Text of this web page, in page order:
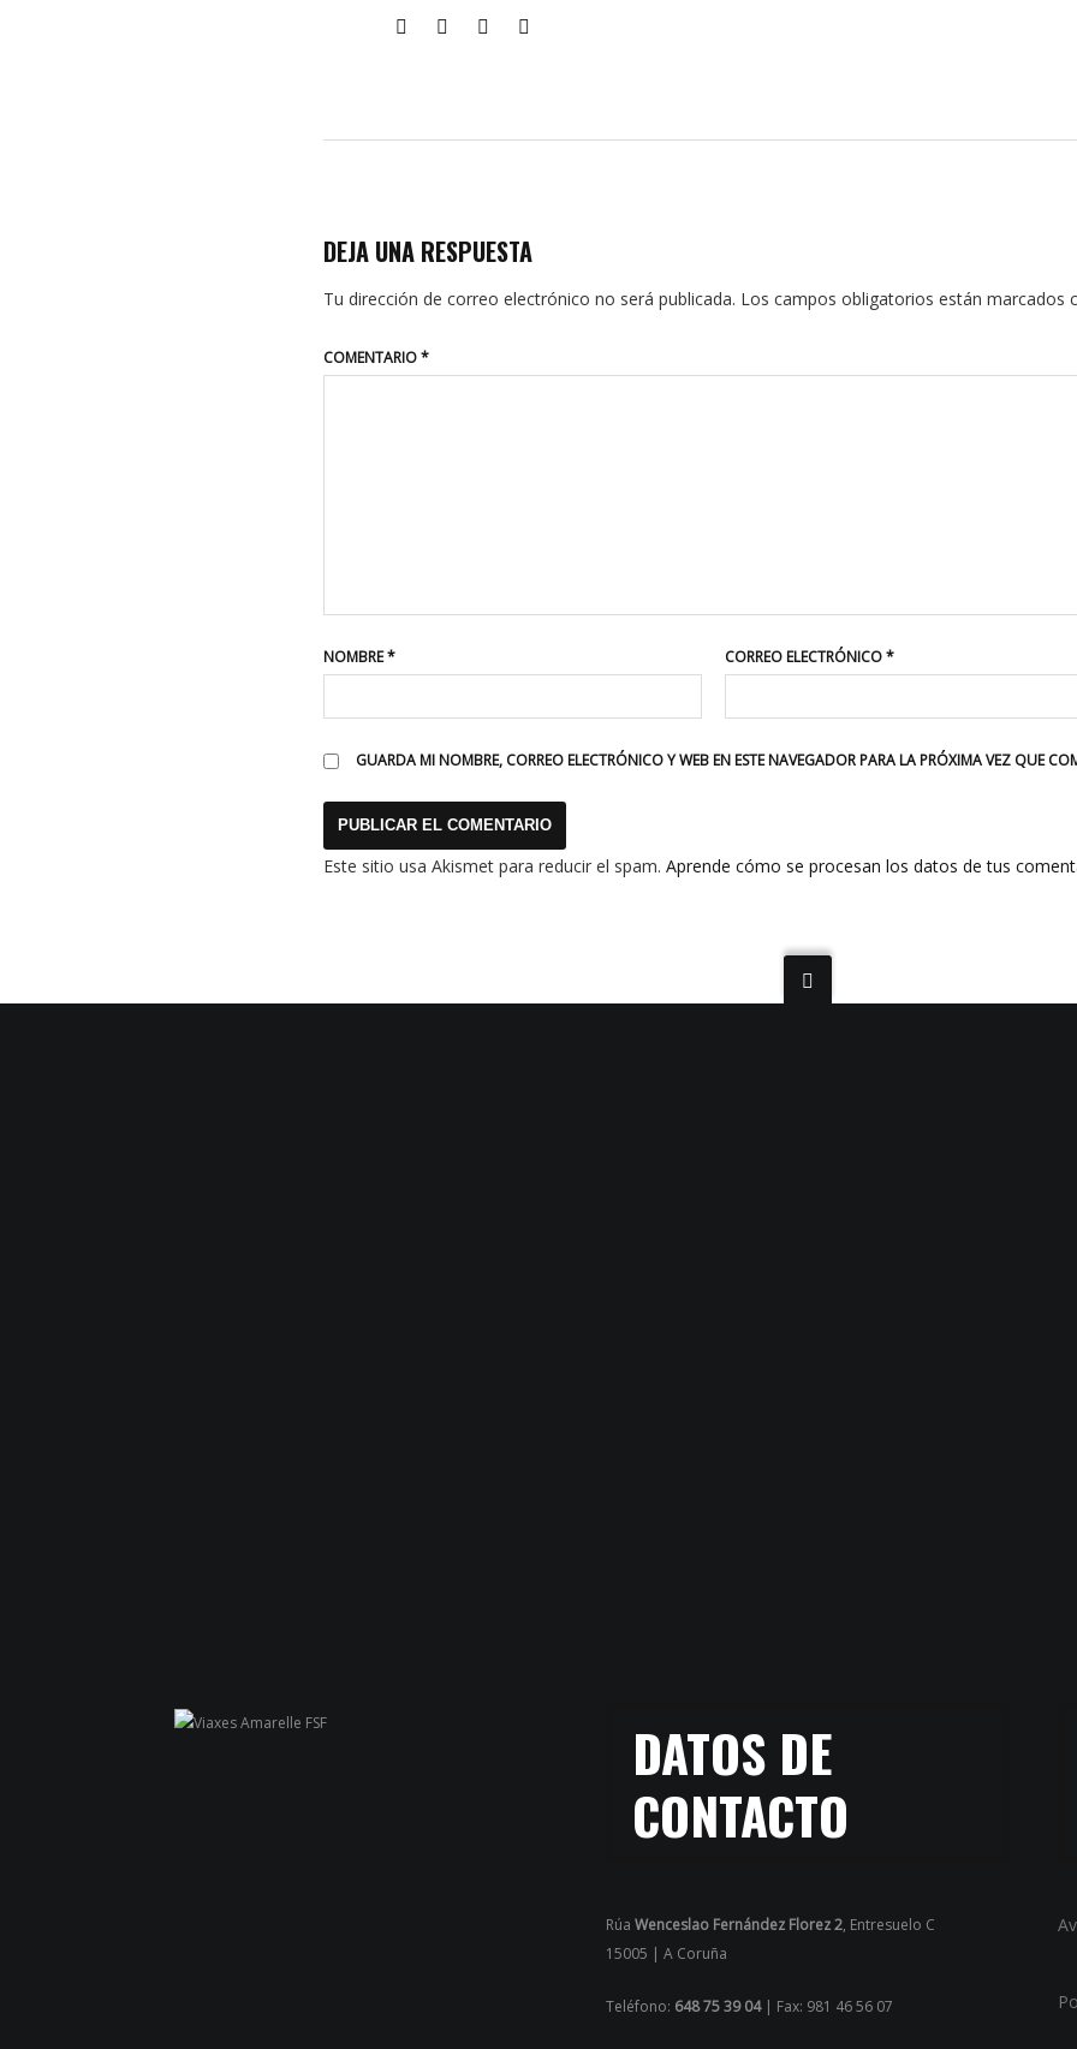
DEJA UNA RESPUESTA
Tu dirección de correo electrónico no será publicada. Los campos obligatorios están marcados
COMENTARIO*
NOMBRE* CORREO ELECTRÓNICO*
GUARDA MI NOMBRE, CORREO ELECTRÓNICO Y WEB EN ESTE NAVEGADOR PARA LA PRÓXIMA VEZ QUE
Este sitio usa Akismet para reducir el spam. Aprende cómo se procesan los datos de tus
DATOS DE
CONTACTO
Rúa Wenceslao Fernández Florez 2, Entresuelo C
15005 | A Coruña
Teléfono: 648 75 39 04| Fax: 981 46 56 07